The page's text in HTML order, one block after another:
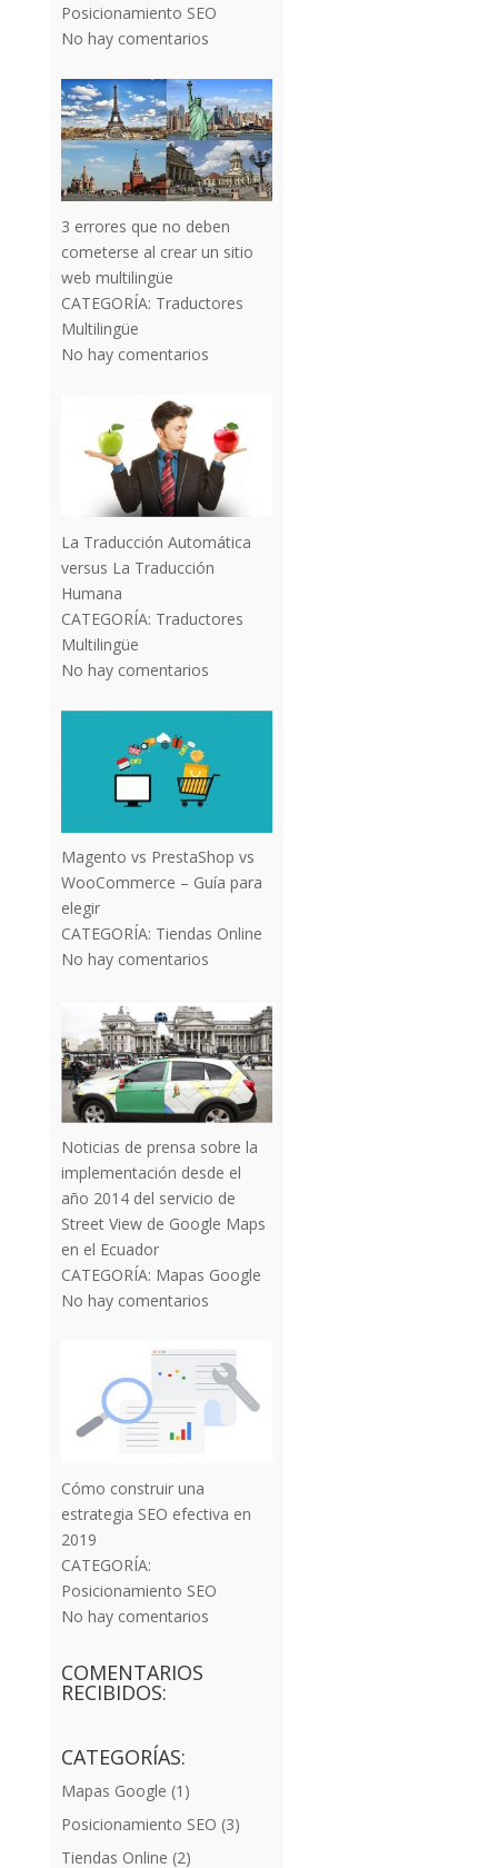
Posicionamiento SEO
No hay comentarios
3 errores que no deben
cometerse al crear un sitio
web multilingüe
CATEGORÍA: Traductores
Multilingüe
No hay comentarios
La Traducción Automática
versus La Traducción
Humana
CATEGORÍA: Traductores
Multilingüe
No hay comentarios
Magento vs PrestaShop vs
WooCommerce – Guía para
elegir
CATEGORÍA: Tiendas Online
No hay comentarios
Noticias de prensa sobre la
implementación desde el
año 2014 del servicio de
Street View de Google Maps
en el Ecuador
CATEGORÍA: Mapas Google
No hay comentarios
Cómo construir una
estrategia SEO efectiva en
2019
CATEGORÍA:
Posicionamiento SEO
No hay comentarios
COMENTARIOS
RECIBIDOS:
CATEGORÍAS:
Mapas Google (1)
Posicionamiento SEO (3)
Tiendas Online (2)